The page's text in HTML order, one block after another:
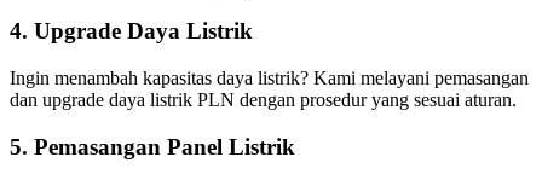
4. Upgrade Daya Listrik
Ingin menambah kapasitas daya listrik? Kami melayani pemasangan
dan upgrade daya listrik PLN dengan prosedur yang sesuai aturan.
5. Pemasangan Panel Listrik